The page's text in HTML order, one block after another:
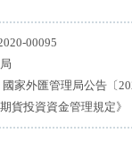
00095
家外匯管理局公告〔
貨投資資金管理規定》